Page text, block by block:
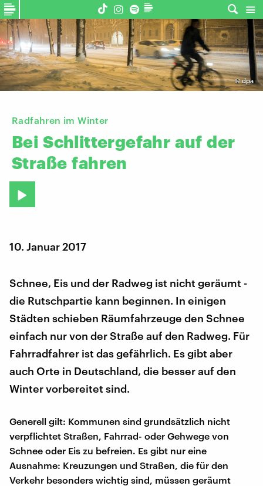
©dpa
Radfahren im Winter
Bei Schlittergefahr auf der
Straße fahren
10. Januar 2017
Schnee, Eis und der Radweg ist nicht geräumt -
die Rutschpartie kann beginnen. In einigen
Städten schieben Räumfahrzeuge den Schnee
einfach nur von der Straße auf den Radweg. Für
Fahrradfahrer ist das gefährlich. Es gibt aber
auch Orte in Deutschland, die besser auf den
Winter vorbereitet sind.
Generell gilt: Kommunen sind grundsätzlich nicht
verpflichtet Straßen, Fahrrad- oder Gehwege von
Schnee oder Eis zu befreien. Es gibt nur eine
Ausnahme: Kreuzungen und Straßen, die für den
Verkehr besonders wichtig sind, müssen geräumt